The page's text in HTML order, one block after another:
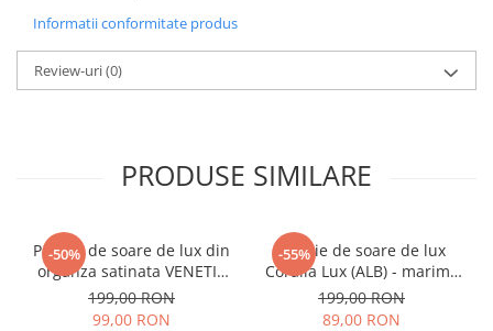
Informatii conformitate produs
Review-uri(0)
PRODUSE SIMILARE
-50%
Palarie de soare de lux din
organza satinata VENETIA
CHIC (MOV+ARAMIU) -
marime unica, reglabila
199,00 RON
99,00 RON
-55%
Palarie de soare de lux
Coralia Lux (ALB) - marime
unica, reglabila
199,00 RON
89,00 RON